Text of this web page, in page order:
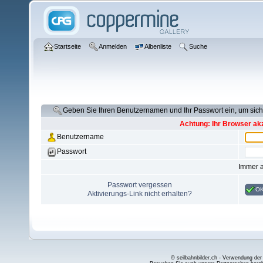
Startseite Anmelden Albenliste Suche
Geben Sie Ihren Benutzernamen und Ihr Passwort ein, um
Achtung: Ihr Browser
Benutzername
Passwort
Immer
Passwort vergessen
Aktivierungs-Link nicht erhalten?
© seilbahnbilder.ch - Verwendung